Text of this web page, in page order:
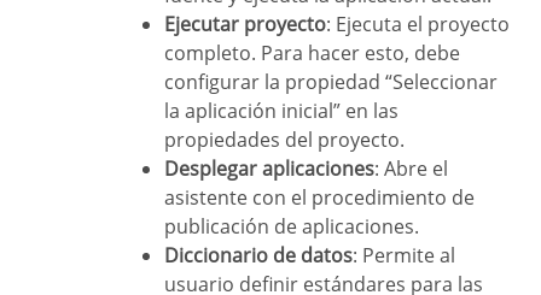
Ejecutar proyecto: Ejecuta el proyecto
completo. Para hacer esto, debe
configurar la propiedad “Seleccionar
la aplicación inicial” en las
propiedades del proyecto.
Desplegar aplicaciones: Abre el
asistente con el procedimiento de
publicación de aplicaciones.
Diccionario de datos: Permite al
usuario definir estándares para las